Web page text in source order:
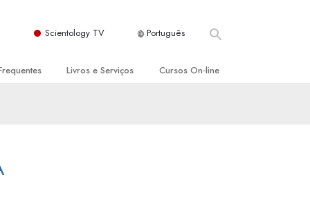
Scientology TV Português
de Scientology
Livros e Serviços
Introdutórias
Cursos On‑line